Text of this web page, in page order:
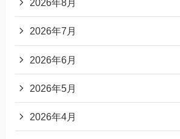
2026年8月
2026年7月
2026年6月
2026年5月
2026年4月